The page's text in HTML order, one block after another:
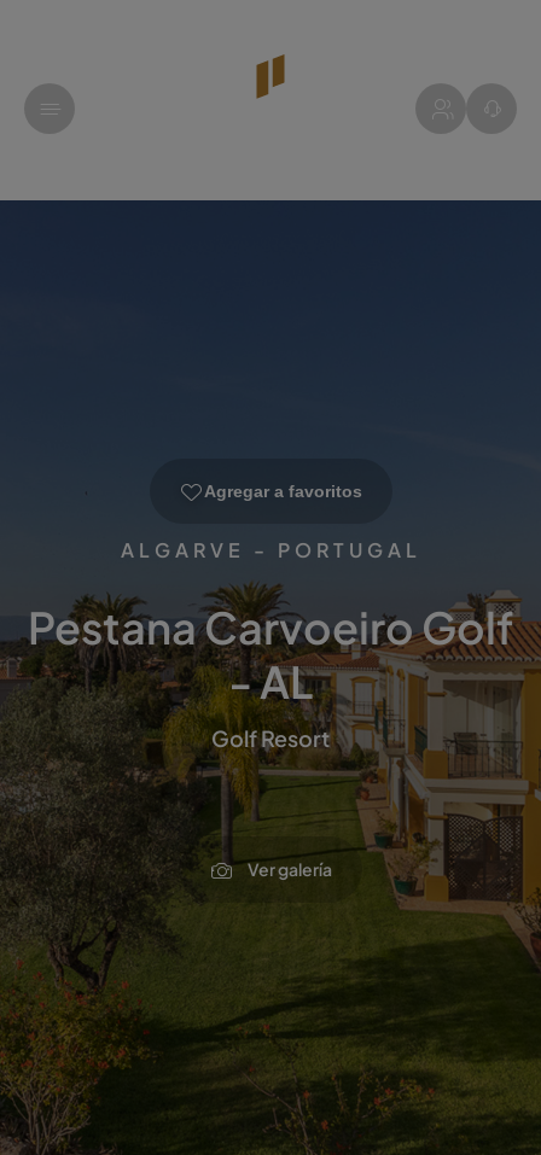
Agregar a favoritos
ALGARVE - PORTUGAL
Pestana Carvoeiro Golf
- AL
Golf Resort
Ver galería